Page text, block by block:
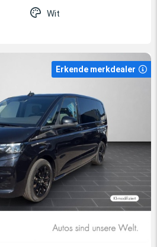
Wit
Erkende merkdealer